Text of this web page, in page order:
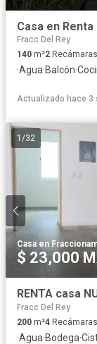
Casa en
Fracc Del Rey
140 m²2 Recámaras
·Agua·Balcón·
Actualizado hace 3
1 /32
Casa en
$ 23,000
Fracc Del Rey
200 m²4 Recámaras
·Agua·Bodega·